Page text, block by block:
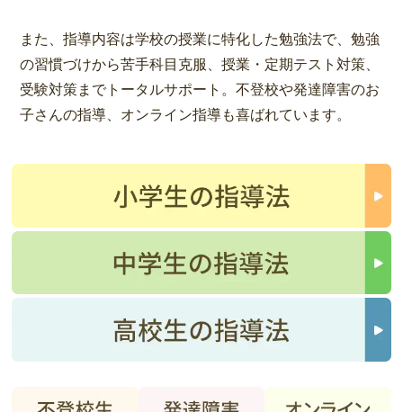
また、指導内容は学校の授業に特化した勉強法で、勉強
の習慣づけから苦手科目克服、授業・定期テスト対策、
受験対策までトータルサポート。不登校や発達障害のお
子さんの指導、オンライン指導も喜ばれています。